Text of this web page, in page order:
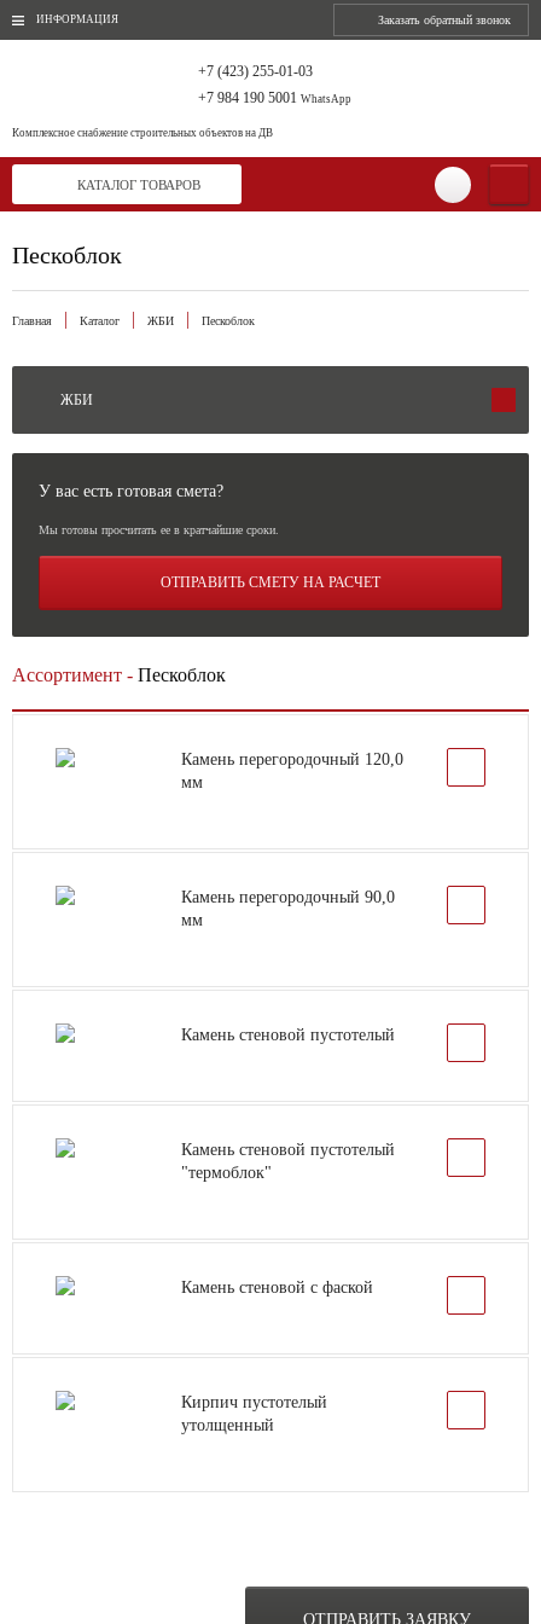
ИНФОРМАЦИЯ Заказать обратный звонок
Комплексное снабжение строительных объектов на ДВ
+7 (423) 255-01-03
+7 984 190 5001 WhatsApp
КАТАЛОГ ТОВАРОВ
Пескоблок
Главная Каталог ЖБИ Пескоблок
ЖБИ
У вас есть готовая смета?
Мы готовы просчитать ее в кратчайшие сроки.
ОТПРАВИТЬ СМЕТУ НА РАСЧЕТ
Ассортимент - Пескоблок
Камень перегородочный 120,0
мм
Камень перегородочный 90,0
мм
Камень стеновой пустотелый
Камень стеновой пустотелый
"термоблок"
Камень стеновой с фаской
Кирпич пустотелый
утолщенный
ОТПРАВИТЬ ЗАЯВКУ